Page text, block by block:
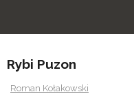
Rybi Puzon
Roman Kołakowski